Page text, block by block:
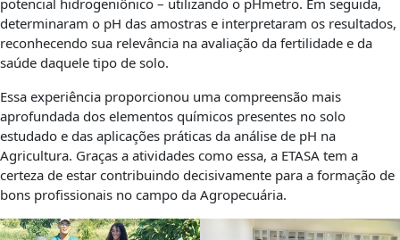
determinaram o pH das amostras e interpretaram os resultados,
reconhecendo sua relevância na avaliação da fertilidade e da
saúde daquele tipo de solo.
Essa experiência proporcionou uma compreensão mais
aprofundada dos elementos químicos presentes no solo
estudado e das aplicações práticas da análise de pH na
Agricultura. Graças a atividades como essa, a ETASA tem a
certeza de estar contribuindo decisivamente para a formação de
bons profissionais no campo da Agro­pecuária.